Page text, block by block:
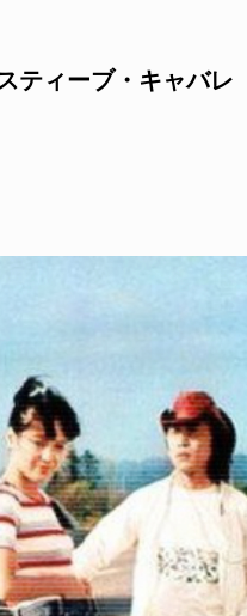
ティーブ・キャバレ